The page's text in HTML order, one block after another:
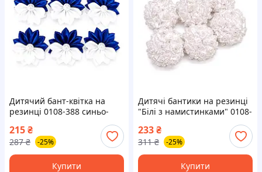
Дитячий бант-квітка на
резинці 0108-388 синьо-
215₴
287 ₴ -25%
Купити
Дитячі бантики на резинці
"Білі з намистинками" 0108-
233₴
311 ₴ -25%
Купити